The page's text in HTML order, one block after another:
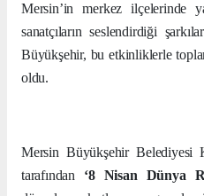
Mersin’in merkez ilçelerinde
sanatçıların seslendirdiği
Büyükşehir, bu etkinliklerle
oldu.
Mersin Büyükşehir Belediyesi
tarafından ‘8 Nisan Dünya